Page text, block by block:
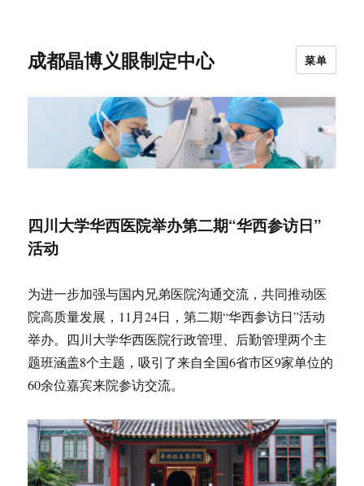
成都晶博义眼制定中心 菜单
四川大学华西医院举办第二期“华西参访日”
活动
为进一步加强与国内兄弟医院沟通交流，共同推动医
院高质量发展，11月24日，第二期“华西参访日”活动
举办。四川大学华西医院行政管理、后勤管理两个主
题班涵盖8个主题，吸引了来自全国6省市区9家单位的
60余位嘉宾来院参访交流。